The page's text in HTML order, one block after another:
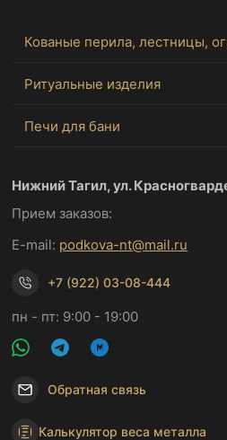
Кованые перила, лестницы,
Ритуальные изделия
Печи для бани
Нижний Тагил, ул.
Прием заказов:
E-mail: podkova-nt@mail.ru
+7 (922) 03-08-444
пн - пт: 9:00 - 19:00
Обратная связь
Калькулятор веса металла